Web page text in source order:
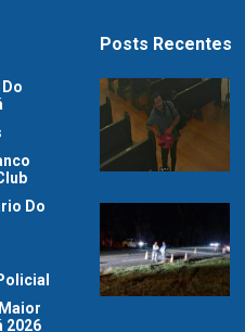
Do
2026
Posts Recentes